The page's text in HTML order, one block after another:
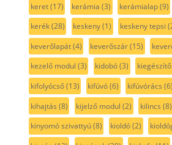
keret(17) kerámia (3) kerámialap(9)
kerék(28) keskeny(1) keskeny tepsi
keverőlapát(4) keverőszár(15)
kezelő modul (3) kidobó(3) kiegészítő
kifolyócső(13) kifúvó(6) kifúvórács (6)
kihajtás (8) kijelző modul (2) kilincs (8)
kinyomó szivattyú(8) kioldó(2)